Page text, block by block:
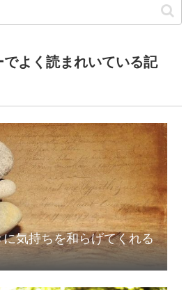
でよく読まれいている記
気持ちを和らげてくれる